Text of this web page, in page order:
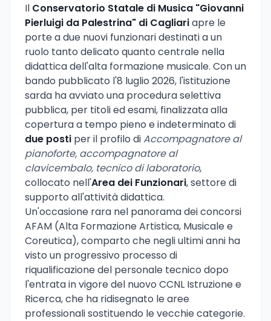
Il Conservatorio Statale di Musica "Giovanni
Pierluigi da Palestrina" di Cagliariapre le
porte a due nuovi funzionari destinati a un
ruolo tanto delicato quanto centrale nella
didattica dell'alta formazione musicale. Con un
bando pubblicato l'8 luglio 2026, l'istituzione
sarda ha avviato una procedura selettiva
pubblica, per titoli ed esami, finalizzata alla
copertura a tempo pieno e indeterminato di
due posti per il profilo diAccompagnatore al
pianoforte, accompagnatore al
clavicembalo, tecnico di laboratorio,
collocato nell'Area dei Funzionari, settore di
supporto all'attività didattica.
Un'occasione rara nel panorama dei concorsi
AFAM (Alta Formazione Artistica, Musicale e
Coreutica), comparto che negli ultimi anni ha
visto un progressivo processo di
riqualificazione del personale tecnico dopo
l'entrata in vigore del nuovo CCNL Istruzione e
Ricerca, che ha ridisegnato le aree
professionali sostituendo le vecchie categorie.